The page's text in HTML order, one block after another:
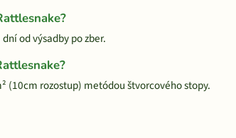
od výsadby po zber.
(10cm rozostup) metódou štvorcového stopy.